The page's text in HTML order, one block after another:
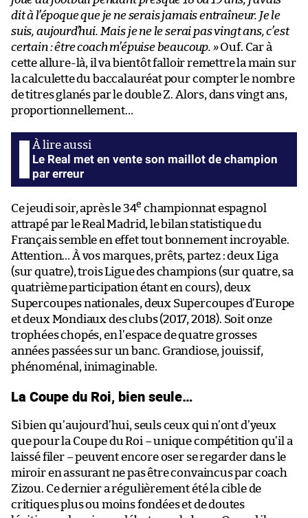
dit à l’époque que je ne serais jamais entraîneur. Je le
suis, aujourd’hui. Mais je ne le serai pas vingt ans, c’est
certain : être coach m’épuise beaucoup. »Ouf. Car à
cette allure-là, il va bientôt falloir remettre la main sur
la calculette du baccalauréat pour compter le nombre
de titres glanés par le double Z. Alors, dans vingt ans,
proportionnellement…
Le Real met en vente son maillot de champion
par erreur
Ce jeudi soir, après le 34e championnat espagnol
attrapé par le Real Madrid, le bilan statistique du
Français semble en effet tout bonnement incroyable.
Attention… À vos marques, prêts, partez : deux Liga
(sur quatre), trois Ligue des champions (sur quatre, sa
quatrième participation étant en cours), deux
Supercoupes nationales, deux Supercoupes d’Europe
et deux Mondiaux des clubs (2017, 2018). Soit onze
trophées chopés, en l’espace de quatre grosses
années passées sur un banc. Grandiose, jouissif,
phénoménal, inimaginable.
La Coupe du Roi, bien seule…
Si bien qu’aujourd’hui, seuls ceux qui n’ont d’yeux
que pour la Coupe du Roi – unique compétition qu’il a
laissé filer – peuvent encore oser se regarder dans le
miroir en assurant ne pas être convaincus par coach
Zizou. Ce dernier a régulièrement été la cible de
critiques plus ou moins fondées et de doutes